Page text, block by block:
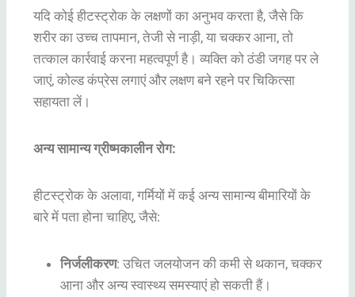
यदि कोई हीटस्ट्रोक के लक्षणों का अनुभव करता है, जैसे कि
शरीर का उच्च तापमान, तेजी से नाड़ी, या चक्कर आना, तो
तत्काल कार्रवाई करना महत्वपूर्ण है। व्यक्ति को ठंडी जगह पर ले
जाएं, कोल्ड कंप्रेस लगाएं और लक्षण बने रहने पर चिकित्सा
सहायता लें।
अन्य सामान्य ग्रीष्मकालीन रोग:
हीटस्ट्रोक के अलावा, गर्मियों में कई अन्य सामान्य बीमारियों के
बारे में पता होना चाहिए, जैसे:
निर्जलीकरण: उचित जलयोजन की कमी से थकान, चक्कर
आना और अन्य स्वास्थ्य समस्याएं हो सकती हैं।